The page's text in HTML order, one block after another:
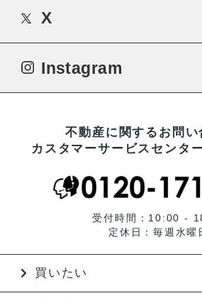
X
Instagram
不動産に関するお問い
カスタマーサービスセンタ
受付時間：10:00 -
定休日：毎週水曜
買いたい